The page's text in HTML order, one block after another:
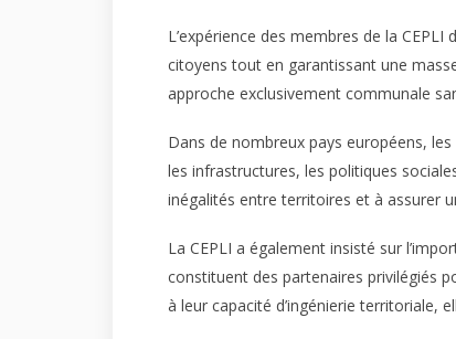
L’expérience des membres de la
citoyens tout en garantissant une
approche exclusivement communale
Dans de nombreux pays européens,
les infrastructures, les politiques
inégalités entre territoires et à assurer
La CEPLI a également insisté sur
constituent des partenaires privilégiés
à leur capacité d’ingénierie territoriale,